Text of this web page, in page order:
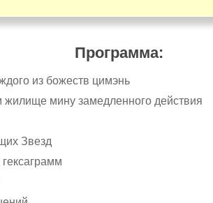
Программа:
из божеств цимэнь
жилище мину замедленного действия
Звезд